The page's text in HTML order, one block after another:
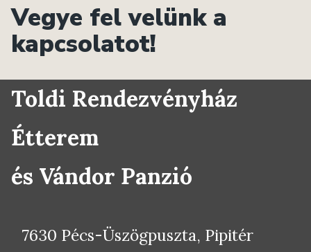
Vegye fel velünk a
kapcsolatot!
Toldi Rendezvényház
Étterem
és Vándor Panzió
7630 Pécs-Üszögpuszta, Pipitér